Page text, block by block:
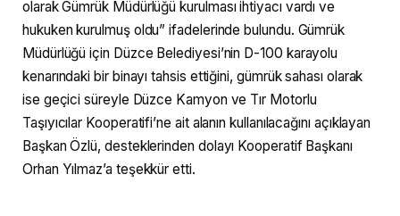
olarak Gümrük Müdürlüğü kurulması ihtiyacı vardı ve
hukuken kurulmuş oldu” ifadelerinde bulundu. Gümrük
Müdürlüğü için Düzce Belediyesi’nin D-100 karayolu
kenarındaki bir binayı tahsis ettiğini, gümrük sahası olarak
ise geçici süreyle Düzce Kamyon ve Tır Motorlu
Taşıyıcılar Kooperatifi’ne ait alanın kullanılacağını açıklayan
Başkan Özlü, desteklerinden dolayı Kooperatif Başkanı
Orhan Yılmaz’a teşekkür etti.